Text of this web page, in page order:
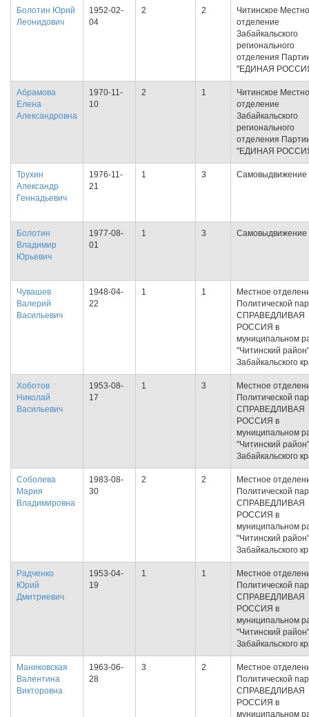
Болотин Юрий
Леонидович
1952-02-
04
2 2
Читинское
отделение
Забайкальского
регионального
отделения
"ЕДИНАЯ
Абрамова
Елена
Александровна
1970-11-
10
2 1
Читинское
отделение
Забайкальского
регионального
отделения
"ЕДИНАЯ
Трухин
Александр
Геннадьевич
1976-11-
21
1 3 Самовыдвижение
Болотин
Владимир
Юрьевич
1977-08-
01
1 3 Самовыдвижение
Чувашев
Валерий
Васильевич
1948-04-
22
1 1
Местное
Политической
СПРАВЕДЛИВАЯ
РОССИЯ в
муниципальном
"Читинский район"
Забайкальского
Хоботов
Николай
Васильевич
1953-08-
17
1 3
Местное
Политической
СПРАВЕДЛИВАЯ
РОССИЯ в
муниципальном
"Читинский район"
Забайкальского
Соболева
Мария
Владимировна
1983-08-
30
2 2
Местное
Политической
СПРАВЕДЛИВАЯ
РОССИЯ в
муниципальном
"Читинский район"
Забайкальского
Радченко
Юрий
Дмитриевич
1953-04-
19
1 1
Местное
Политической
СПРАВЕДЛИВАЯ
РОССИЯ в
муниципальном
"Читинский район"
Забайкальского
Маниковская
Валентина
Викторовна
1963-06-
28
3 2
Местное
Политической
СПРАВЕДЛИВАЯ
РОССИЯ в
муниципальном